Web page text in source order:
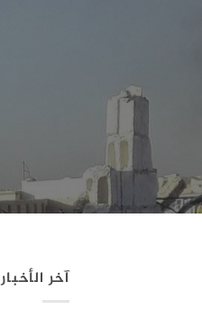
آخر الأخبار